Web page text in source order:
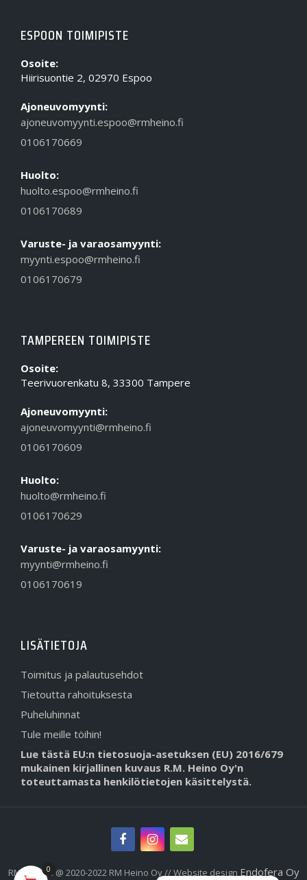
ESPOON TOIMIPISTE
Osoite:
Hiirisuontie 2, 02970 Espoo
Ajoneuvomyynti:
ajoneuvomyynti.espoo@rmheino.fi
0106170669
Huolto:
huolto.espoo@rmheino.fi
0106170689
Varuste- ja varaosamyynti:
myynti.espoo@rmheino.fi
0106170679
TAMPEREEN TOIMIPISTE
Osoite:
Teerivuorenkatu 8, 33300 Tampere
Ajoneuvomyynti:
ajoneuvomyynti@rmheino.fi
0106170609
Huolto:
huolto@rmheino.fi
0106170629
Varuste- ja varaosamyynti:
myynti@rmheino.fi
0106170619
LISÄTIETOJA
Toimitus ja palautusehdot
Tietoutta rahoituksesta
Puheluhinnat
Tule meille töihin!
Lue tästä EU:n tietosuoja-asetuksen (EU) 2016/679
mukainen kirjallinen kuvaus R.M. Heino Oy'n
toteuttamasta henkilötietojen käsittelystä.
RMHeino.fi @ 2020-2022 RM Heino Oy // Website design Endofera Oy
0